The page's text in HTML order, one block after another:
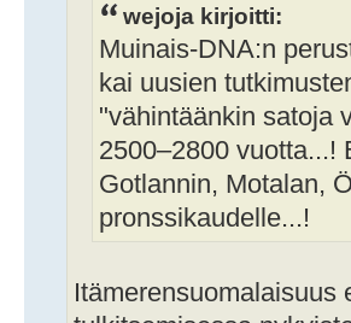
wejoja kirjoitti:
Muinais-DNA:n
kai uusien
"vähintäänkin satoja
2500–2800 vuotta...!
Gotlannin, Motalan,
pronssikaudelle...!
Itämerensuomalaisuus